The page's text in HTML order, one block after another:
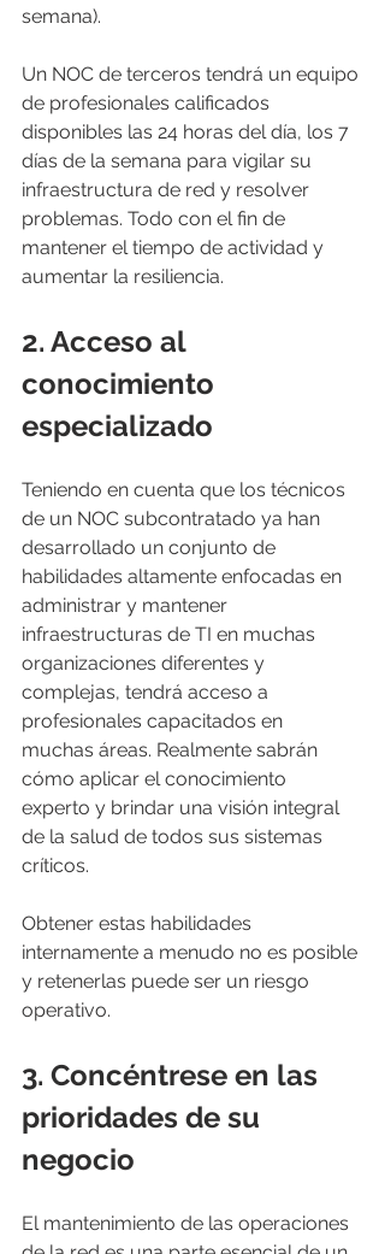
semana).
Un NOC de terceros tendrá un equipo
de profesionales calificados
disponibles las 24 horas del día, los 7
días de la semana para vigilar su
infraestructura de red y resolver
problemas. Todo con el fin de
mantener el tiempo de actividad y
aumentar la resiliencia.
2. Acceso al
conocimiento
especializado
Teniendo en cuenta que los técnicos
de un NOC subcontratado ya han
desarrollado un conjunto de
habilidades altamente enfocadas en
administrar y mantener
infraestructuras de TI en muchas
organizaciones diferentes y
complejas, tendrá acceso a
profesionales capacitados en
muchas áreas. Realmente sabrán
cómo aplicar el conocimiento
experto y brindar una visión integral
de la salud de todos sus sistemas
críticos.
Obtener estas habilidades
internamente a menudo no es posible
y retenerlas puede ser un riesgo
operativo.
3. Concéntrese en las
prioridades de su
negocio
El mantenimiento de las operaciones